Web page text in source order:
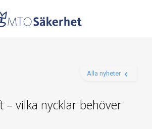
Alla nyheter
– vilka nycklar behöver